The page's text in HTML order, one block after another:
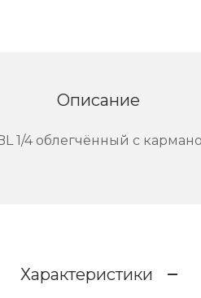
Описание
1/4 облегчённый с
Характеристики